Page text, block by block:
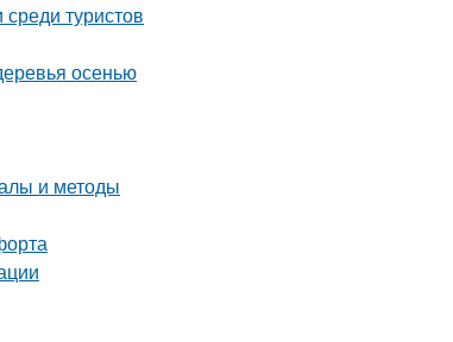
туристов
осенью
и методы